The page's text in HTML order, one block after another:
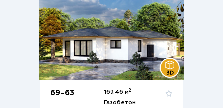
69-63 169.46 м2
Газобетон